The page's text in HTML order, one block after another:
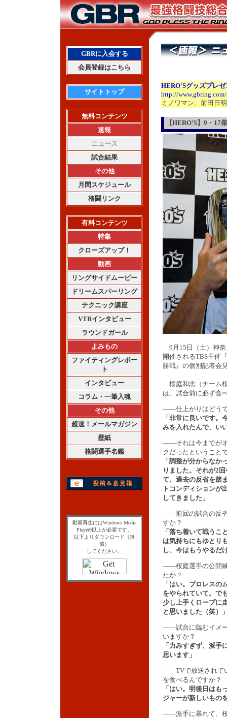
GBRに入会する
会員登録はこちら
サイトトップ
無料コンテンツ
速報
ニュース
試合結果
その他
月間スケジュール
格闘リンク
有料コンテンツ
特集
クローズアップ！
動画
リングサイドムービー
ドリームスパーリング
テクニック講座
VTRインタビュー
ラウンドガール
よみもの
ファイティングレポー
ト
インタビュー
コラム・一筆入魂
その他
超速！メールマガジン
壁紙
格闘選手名鑑
動画再生にはWindows Media
Player9以上が必要です。
以下よりダウンロード（無
償）
してください。
HERO'Sグッズプレ
http://
ミノワマン、前田日
【HERO’S】9・
9月15日（土）神奈
開催されるTBS主催
勝戦』の個別記者会
桜庭和志（チーム
は、試合前に必ず食
――仕上がりはどう
「非常に良いです。
みを入れたんで、い
――それは今までが
クだったということ
「調整が分からなか
りました。それが2
て、過去の反省を踏
トコンディションが
してきました」
――前回の試合の反
すか？
「落ち着いて戦うこ
は気持ちにもゆとり
し、今はもうやるだ
――桜庭選手の公開
たか？
「はい。プロレスの
をやられていて。で
少し上手くロープに
と思いました（笑）
――試合に臨むイメ
いますか？
「力みすぎず、派手
思います」
――TVで放送されて
を食べるんですか？
「はい。明後日は
ジャーが新しいもの
――派手に暴れて、